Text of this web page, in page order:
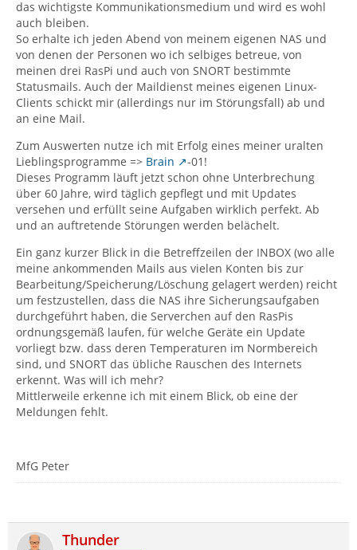
das wichtigste Kommunikationsmedium und wird es wohl
auch bleiben.
So erhalte ich jeden Abend von meinem eigenen NAS und
von denen der Personen wo ich selbiges betreue, von
meinen drei RasPi und auch von SNORT bestimmte
Statusmails. Auch der Maildienst meines eigenen Linux-
Clients schickt mir (allerdings nur im Störungsfall) ab und
an eine Mail.
Zum Auswerten nutze ich mit Erfolg eines meiner uralten
Lieblingsprogramme => Brain
-01!
Dieses Programm läuft jetzt schon ohne Unterbrechung
über 60 Jahre, wird täglich gepflegt und mit Updates
versehen und erfüllt seine Aufgaben wirklich perfekt. Ab
und an auftretende Störungen werden belächelt.
Ein ganz kurzer Blick in die Betreffzeilen der INBOX (wo alle
meine ankommenden Mails aus vielen Konten bis zur
Bearbeitung/Speicherung/Löschung gelagert werden) reicht
um festzustellen, dass die NAS ihre Sicherungsaufgaben
durchgeführt haben, die Serverchen auf den RasPis
ordnungsgemäß laufen, für welche Geräte ein Update
vorliegt bzw. dass deren Temperaturen im Normbereich
sind, und SNORT das übliche Rauschen des Internets
erkennt. Was will ich mehr?
Mittlerweile erkenne ich mit einem Blick, ob eine der
Meldungen fehlt.
MfG Peter
Thunder